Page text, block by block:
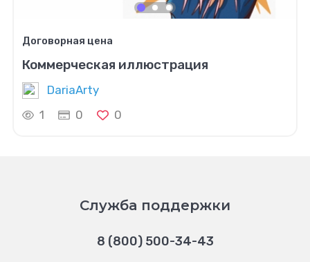
Договорная цена
Коммерческая иллюстрация
DariaArty
1
0 0
Служба поддержки
8 (800) 500-34-43